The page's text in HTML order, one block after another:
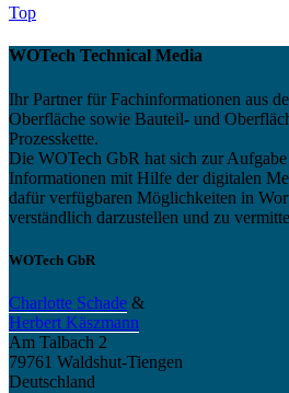
Top
WOTech Technical Media
Ihr Partner für Fachinformationen aus
Oberfläche sowie Bauteil- und
Prozesskette.
Die WOTech GbR hat sich zur Aufgabe
Informationen mit Hilfe der digitalen
dafür verfügbaren Möglichkeiten in
verständlich darzustellen und zu
WOTech GbR
Charlotte Schade &
Herbert Käszmann
Am Talbach 2
79761 Waldshut-Tiengen
Deutschland